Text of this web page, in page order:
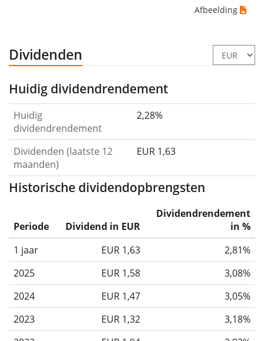
Afbeelding
Dividenden
Huidig dividendrendement
Huidig
dividendrendement
2,28%
Dividenden (laatste 12
maanden)
EUR 1,63
Historische dividendopbrengsten
Periode Dividend in EUR
Dividendrendement
in %
1 jaar
EUR 1,63
2,81%
2025
EUR 1,58
3,08%
2024
EUR 1,47
3,05%
2023
EUR 1,32
3,18%